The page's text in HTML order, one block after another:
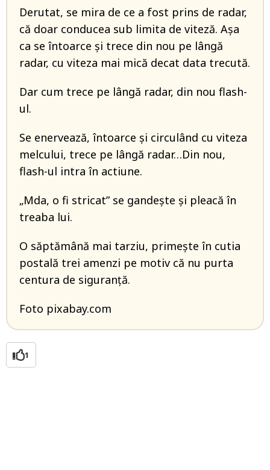
Derutat, se mira de ce a fost prins de radar,
că doar conducea sub limita de viteză. Aşa
ca se întoarce şi trece din nou pe lângă
radar, cu viteza mai mică decat data trecută.
Dar cum trece pe lângă radar, din nou flash-
ul.
Se enervează, întoarce şi circulând cu viteza
melcului, trece pe lângă radar…Din nou,
flash-ul intra în actiune.
„Mda, o fi stricat” se gandeşte şi pleacă în
treaba lui.
O săptămână mai tarziu, primeşte în cutia
postală trei amenzi pe motiv că nu purta
centura de siguranţă.
Foto pixabay.com
1